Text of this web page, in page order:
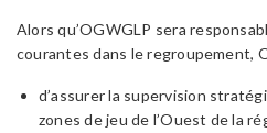
Alors qu’OGWGLP sera
courantes dans le regroupement,
d’assurer la supervision
zones de jeu de l’Ouest de la